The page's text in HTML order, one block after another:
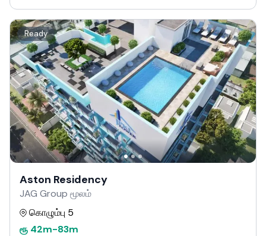
Ready
Aston Residency
JAG Group மூலம்
கொழும்பு 5
ரூ 42m-83m